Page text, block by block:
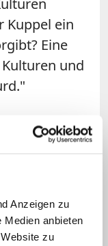
Anzeigen zu
Medien anbieten
zu
Kuppel ein
Eine
und
Grünen im
Antje Kapek,
zu
und